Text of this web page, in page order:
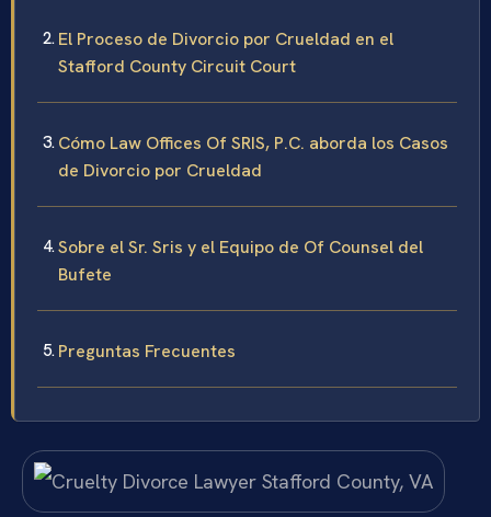
El Proceso de Divorcio por Crueldad en el
Stafford County Circuit Court
Cómo Law Offices Of SRIS, P.C. aborda los Casos
de Divorcio por Crueldad
Sobre el Sr. Sris y el Equipo de Of Counsel del
Bufete
Preguntas Frecuentes